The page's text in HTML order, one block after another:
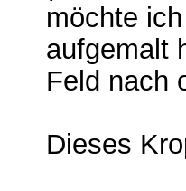
möchte
aufgemalt
Feld nach
Dieses